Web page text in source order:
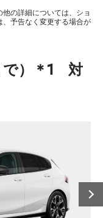
の詳細については、ショ
予告なく変更する場合が
で）＊1 対